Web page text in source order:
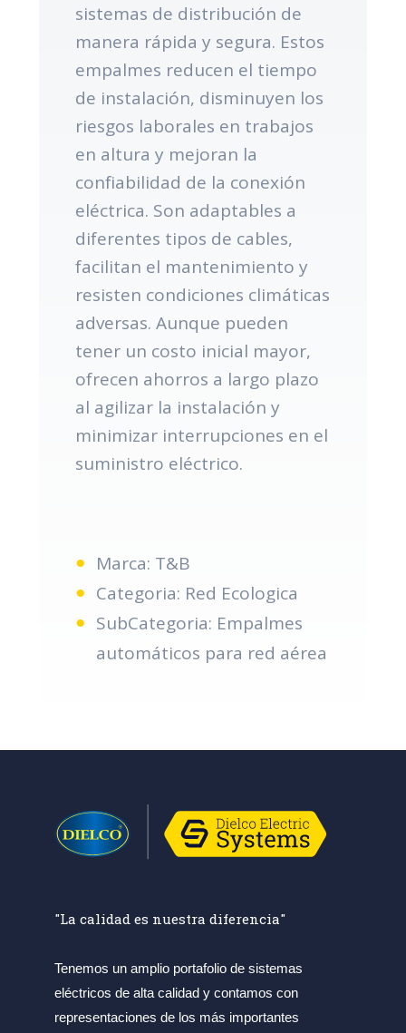
sistemas de distribución de
manera rápida y segura. Estos
empalmes reducen el tiempo
de instalación, disminuyen los
riesgos laborales en trabajos
en altura y mejoran la
confiabilidad de la conexión
eléctrica. Son adaptables a
diferentes tipos de cables,
facilitan el mantenimiento y
resisten condiciones climáticas
adversas. Aunque pueden
tener un costo inicial mayor,
ofrecen ahorros a largo plazo
al agilizar la instalación y
minimizar interrupciones en el
suministro eléctrico.
Marca: T&B
Categoria: Red Ecologica
SubCategoria: Empalmes
automáticos para red aérea
"La calidad es nuestra diferencia"
Tenemos un amplio portafolio de sistemas
eléctricos de alta calidad y contamos con
representaciones de los más importantes